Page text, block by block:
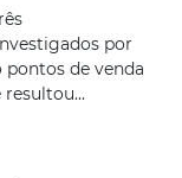
por
de venda